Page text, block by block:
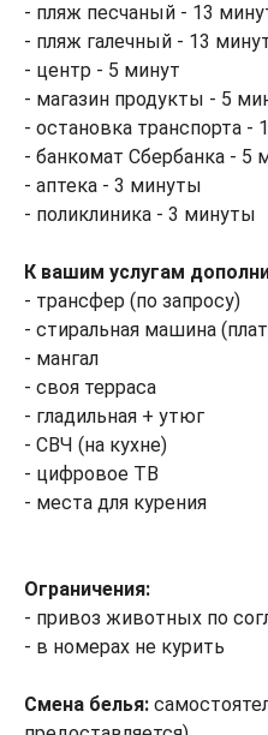
- пляж песчаный - 13
- пляж галечный - 13
- центр - 5 минут
- магазин продукты - 5
- остановка транспорта -
- банкомат Сбербанка - 5
- аптека - 3 минуты
- поликлиника - 3 минуты
К вашим услугам
- трансфер (по запросу)
- стиральная машина
- мангал
- своя терраса
- гладильная + утюг
- СВЧ (на кухне)
- цифровое ТВ
- места для курения
Ограничения:
- привоз животных по
- в номерах не курить
Смена белья: